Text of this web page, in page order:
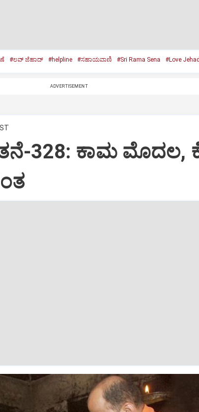
#ಲವ್‌ ಜೆಹಾದ್‌ #helpline #ಸಹಾಯವಾಣಿ #Sri Rama Sena #Love
ADVERTISEMENT
328: ಕಾಮ ಮೊದಲ,